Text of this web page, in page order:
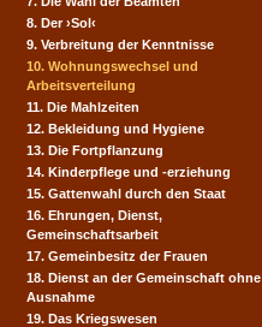
8. Der ›Sol‹
9. Verbreitung der Kenntnisse
10. Wohnungswechsel und
Arbeitsverteilung
11. Die Mahlzeiten
12. Bekleidung und Hygiene
13. Die Fortpflanzung
14. Kinderpflege und -erziehung
15. Gattenwahl durch den Staat
16. Ehrungen, Dienst,
Gemeinschaftsarbeit
17. Gemeinbesitz der Frauen
18. Dienst an der Gemeinschaft ohne
Ausnahme
19. Das Kriegswesen